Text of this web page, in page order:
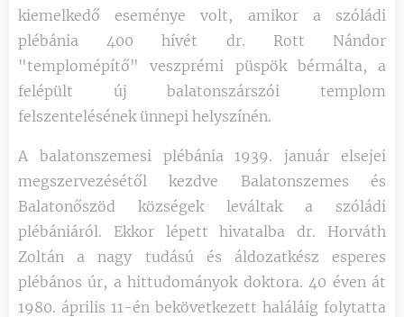
kiemelkedő eseménye volt, amikor a szóládi
plébánia 400 hívét dr. Rott Nándor
"templomépítő" veszprémi püspök bérmálta, a
felépült új balatonszárszói templom
felszentelésének ünnepi helyszínén.
A balatonszemesi plébánia 1939. január elsejei
megszervezésétől kezdve Balatonszemes és
Balatonőszöd községek leváltak a szóládi
plébániáról. Ekkor lépett hivatalba dr. Horváth
Zoltán a nagy tudású és áldozatkész esperes
plébános úr, a hittudományok doktora. 40 éven át
1980. április 11-én bekövetkezett haláláig folytatta